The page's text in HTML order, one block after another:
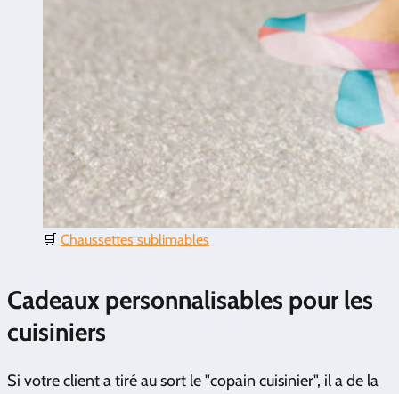
🛒 Chaussettes sublimables
Cadeaux personnalisables pour les
cuisiniers
Si votre client a tiré au sort le "copain cuisinier", il a de la